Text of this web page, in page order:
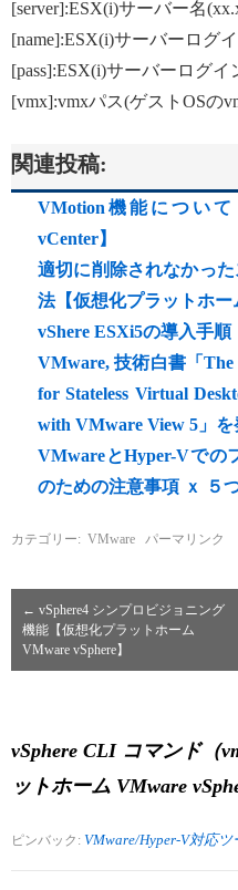
[server]:ESX(i)サーバー名
[name]:ESX(i)サーバーログ
[pass]:ESX(i)サーバーログイ
[vmx]:vmxパス(ゲストOSの
関連投稿:
VMotion機能につい
vCenter】
適切に削除されなかっ
法【仮想化プラットホー
vShere ESXi5の導入手順
VMware, 技術白書「The
for Stateless Virtual
with VMware View 5」を
VMwareとHyper-Vでの
のための注意事項 ｘ ５
カテゴリー: VMware パーマリンク
← vSphere4 シンプロビジョニング
機能【仮想化プラットホーム
VMware vSphere】
vSphere CLI コマンド（
ットホーム VMware
ピンバック: VMware/Hyper-V対応